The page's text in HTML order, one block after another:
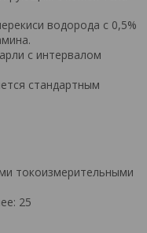
водорода с 0,5%
с интервалом
стандартным
токоизмерительными
25